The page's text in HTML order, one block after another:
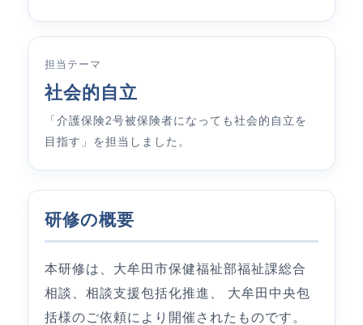
担当テーマ
社会的自立
「介護保険2号被保険者になっても社会的自立を
目指す」を担当しました。
研修の概要
本研修は、大牟田市保健福祉部福祉課総合
相談、相談支援包括化推進、 大牟田中央包
括様のご依頼により開催されたものです。